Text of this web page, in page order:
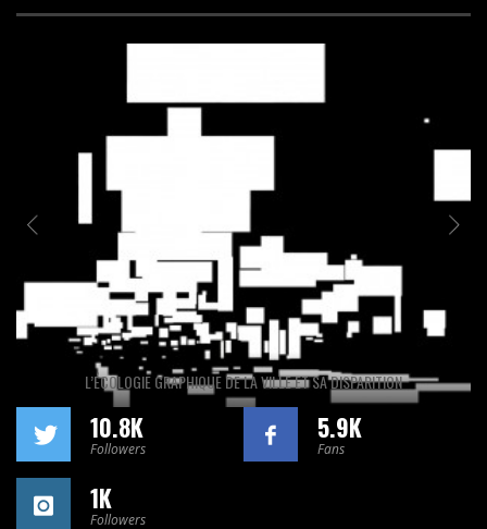
L’ÉCOLOGIE GRAPHIQUE DE LA VILLE ET SA DISPARITION
10.8K
Followers
5.9K
Fans
1K
Followers